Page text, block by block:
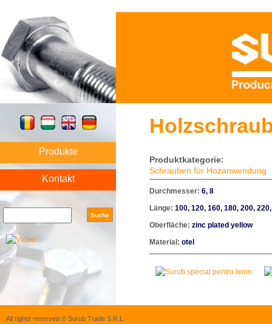
Produkte
Kontakt
Produktkategorie:
Schrauben für Hozanwendung
Durchmesser: 6, 8
Länge: 100, 120, 160, 180, 200,
Oberfläche: zinc plated yellow
Material: otel
All rights reserved © Surub Trade S.R.L.